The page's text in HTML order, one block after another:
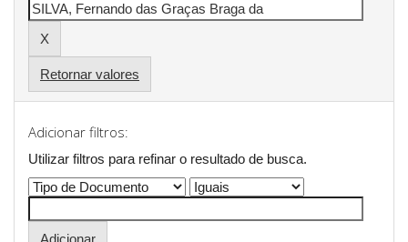
Retornar valores
Adicionar filtros:
Utilizar filtros para refinar o resultado de busca.